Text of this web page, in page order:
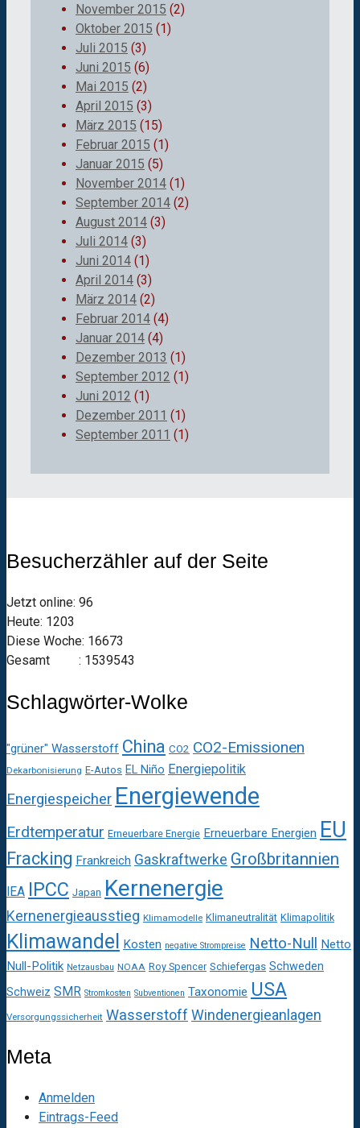
November 2015 (2)
Oktober 2015 (1)
Juli 2015 (3)
Juni 2015 (6)
Mai 2015 (2)
April 2015 (3)
März 2015 (15)
Februar 2015 (1)
Januar 2015 (5)
November 2014 (1)
September 2014 (2)
August 2014 (3)
Juli 2014 (3)
Juni 2014 (1)
April 2014 (3)
März 2014 (2)
Februar 2014 (4)
Januar 2014 (4)
Dezember 2013 (1)
September 2012 (1)
Juni 2012 (1)
Dezember 2011 (1)
September 2011 (1)
Besucherzähler auf der Seite
Jetzt online: 96
Heute: 1203
Diese Woche: 16673
Gesamt : 1539543
Schlagwörter-Wolke
"grüner" Wasserstoff China CO2 CO2-Emissionen
Dekarbonisierung E-Autos EL Niño Energiepolitik
Energiespeicher Energiewende
Erdtemperatur Erneuerbare Energie Erneuerbare Energien EU
Fracking Frankreich Gaskraftwerke Großbritannien
IEA IPCC Japan Kernenergie
Kernenergieausstieg Klimamodelle Klimaneutralität Klimapolitik
Klimawandel Kosten negative Strompreise Netto-Null
Netto
Null-Politik Netzausbau NOAA Roy Spencer Schiefergas Schweden
Schweiz SMR Stromkosten Subventionen Taxonomie USA
Versorgungssicherheit Wasserstoff Windenergieanlagen
Meta
Anmelden
Eintrags-Feed